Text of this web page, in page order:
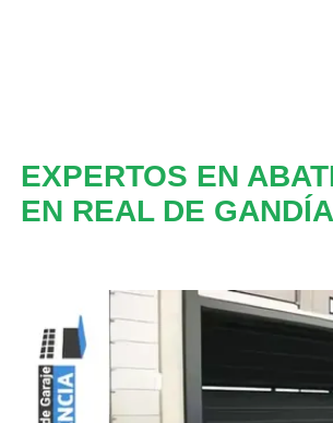
EXPERTOS EN
EN REAL DE GANDÍA